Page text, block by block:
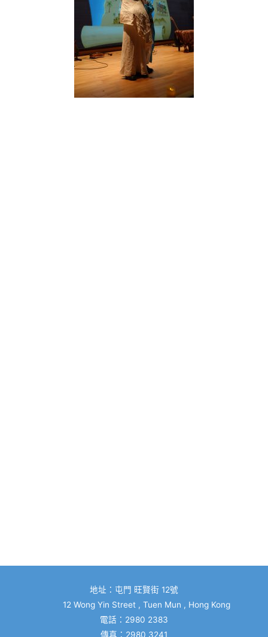
地址：屯門 旺賢街 12號
12 Wong Yin Street , Tuen Mun , Hong Kong
電話：2980 2383
傳真：2980 3241